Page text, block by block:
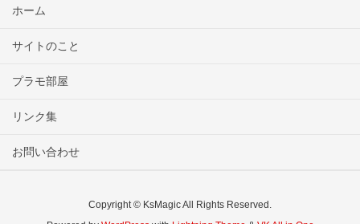
ホーム
サイトのこと
プラモ部屋
リンク集
お問い合わせ
Copyright © KsMagic All Rights Reserved.